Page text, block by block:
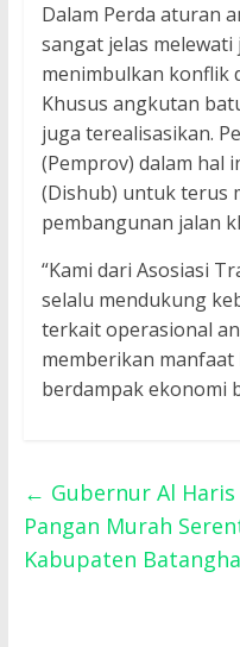
Dalam Perda aturan
sangat jelas
menimbulkan konflik
Khusus angkutan
juga terealisasikan.
(Pemprov) dalam hal
(Dishub) untuk terus
pembangunan jalan
“Kami dari Asosiasi
selalu mendukung
terkait operasional
memberikan
berdampak ekonomi
← Gubernur Al
Pangan Murah
Kabupaten